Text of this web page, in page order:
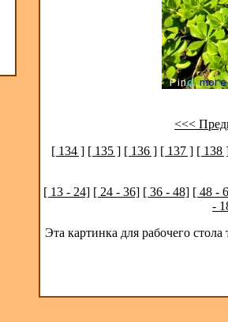
<<<
[ 134 ] [ 135 ] [ 136 ] [ 137 ] [ 138
[ 13 - 24] [ 24 - 36] [ 36 - 48] [ 48 -
-
Эта картинка для рабочего